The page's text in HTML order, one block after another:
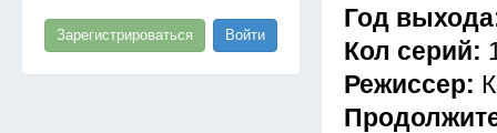
Зарегистрироваться Войти
Год
Кол серий:
Режиссер: